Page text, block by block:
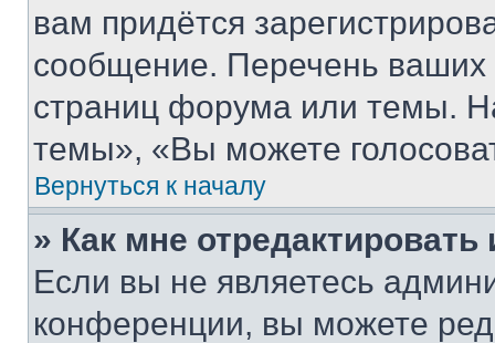
вам придётся
сообщение. Перечень ваших
страниц форума или темы.
темы», «Вы можете
Вернуться к началу
» Как мне
Если вы не являетесь
конференции, вы можете